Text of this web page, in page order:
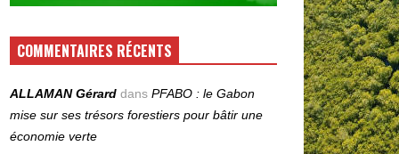
COMMENTAIRES RÉCENTS
ALLAMAN Gérard dansPFABO : le Gabon
mise sur ses trésors forestiers pour bâtir une
économie verte